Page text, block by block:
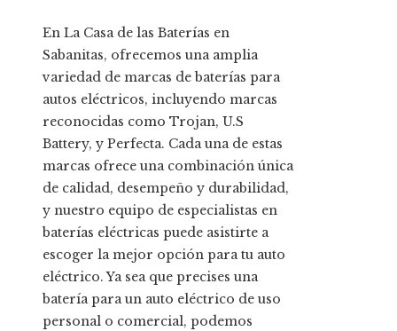
En La Casa de las Baterías en
Sabanitas, ofrecemos una amplia
variedad de marcas de baterías para
autos eléctricos, incluyendo marcas
reconocidas como Trojan, U.S
Battery, y Perfecta. Cada una de estas
marcas ofrece una combinación única
de calidad, desempeño y durabilidad,
y nuestro equipo de especialistas en
baterías eléctricas puede asistirte a
escoger la mejor opción para tu auto
eléctrico. Ya sea que precises una
batería para un auto eléctrico de uso
personal o comercial, podemos